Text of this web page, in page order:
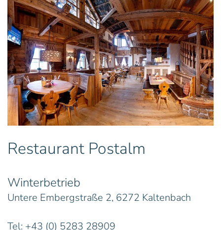
Restaurant Postalm
Winterbetrieb
Untere Embergstraße 2, 6272 Kaltenbach
Tel: +43 (0) 5283 28909